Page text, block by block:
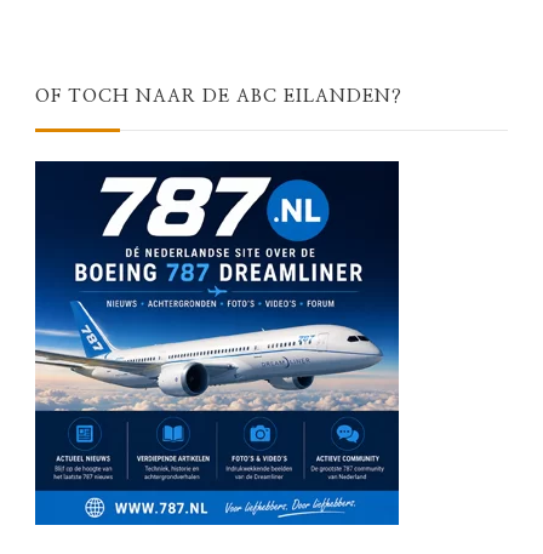
OF TOCH NAAR DE ABC EILANDEN?